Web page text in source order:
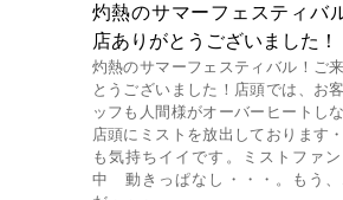
灼熱のサマーフェスティバ
店ありがとうございました！
灼熱のサマーフェスティバル！ご
とうございました！店頭では、お
ッフも人間様がオーバーヒートし
店頭にミストを放出しております
も気持ちイイです。ミストファ
中 動きっぱなし・・・。もう、